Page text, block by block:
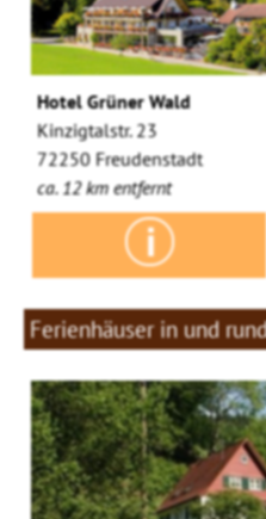
Hotel Grüner Wald
Kinzigtalstr. 23
72250 Freudenstadt
ca. 12 km entfernt
Ferienhäuser in und